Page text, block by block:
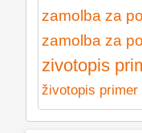
zamolba za
zamolba za
zivotopis
životopis primer